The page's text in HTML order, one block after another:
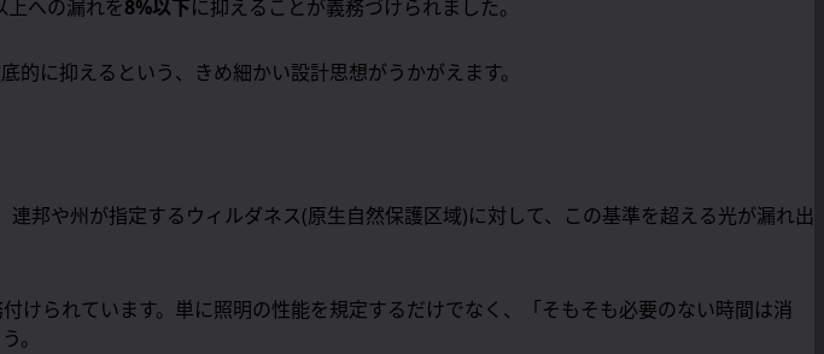
上への漏れを8%以下に抑えることが義務づけられました。
に抑えるという、きめ細かい設計思想がうかがえます。
邦や州が指定するウィルダネス(原生自然保護区域)に対して、この基準を超える光が漏れ出
付けられています。単に照明の性能を規定するだけでなく、「そもそも必要のない時間は消
。